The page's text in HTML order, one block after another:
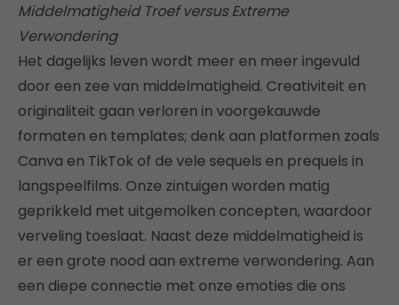
Middelmatigheid Troef versus Extreme
Verwondering
Het dagelijks leven wordt meer en meer ingevuld
door een zee van middelmatigheid. Creativiteit en
originaliteit gaan verloren in voorgekauwde
formaten en templates; denk aan platformen zoals
Canva en TikTok of de vele sequels en prequels in
langspeelfilms. Onze zintuigen worden matig
geprikkeld met uitgemolken concepten, waardoor
verveling toeslaat. Naast deze middelmatigheid is
er een grote nood aan extreme verwondering. Aan
een diepe connectie met onze emoties die ons